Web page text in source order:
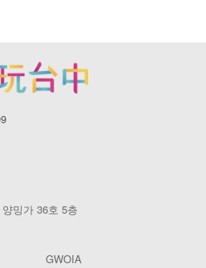
밍가 36호 5층
GWOIA